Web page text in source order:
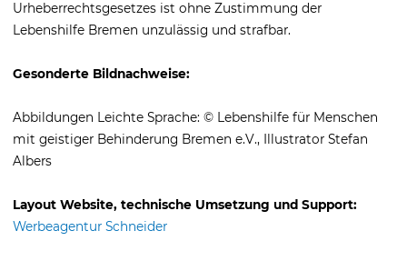
Urheberrechtsgesetzes ist ohne Zustimmung der
Lebenshilfe Bremen unzulässig und strafbar.
Gesonderte Bildnachweise:
Abbildungen Leichte Sprache: © Lebenshilfe für Menschen
mit geistiger Behinderung Bremen e.V., Illustrator Stefan
Albers
Layout Website, technische Umsetzung und Support:
Werbeagentur Schneider